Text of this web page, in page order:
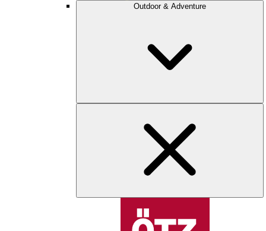
Outdoor & Adventure